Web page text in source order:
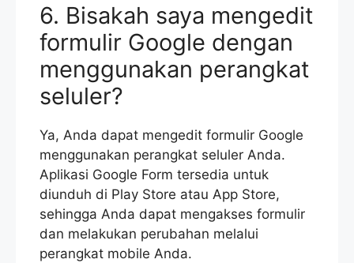
6. Bisakah saya mengedit
formulir Google dengan
menggunakan perangkat
seluler?
Ya, Anda dapat mengedit formulir Google
menggunakan perangkat seluler Anda.
Aplikasi Google Form tersedia untuk
diunduh di Play Store atau App Store,
sehingga Anda dapat mengakses formulir
dan melakukan perubahan melalui
perangkat mobile Anda.